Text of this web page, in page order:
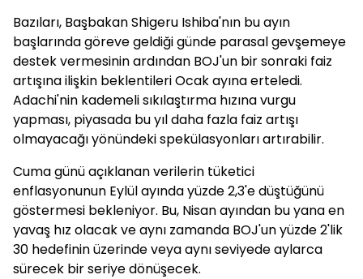
Bazıları, Başbakan Shigeru Ishiba'nın bu ayın
başlarında göreve geldiği günde parasal gevşemeye
destek vermesinin ardından BOJ'un bir sonraki faiz
artışına ilişkin beklentileri Ocak ayına erteledi.
Adachi'nin kademeli sıkılaştırma hızına vurgu
yapması, piyasada bu yıl daha fazla faiz artışı
olmayacağı yönündeki spekülasyonları artırabilir.
Cuma günü açıklanan verilerin tüketici
enflasyonunun Eylül ayında yüzde 2,3'e düştüğünü
göstermesi bekleniyor. Bu, Nisan ayından bu yana en
yavaş hız olacak ve aynı zamanda BOJ'un yüzde 2'lik
30 hedefinin üzerinde veya aynı seviyede aylarca
sürecek bir seriye dönüşecek.